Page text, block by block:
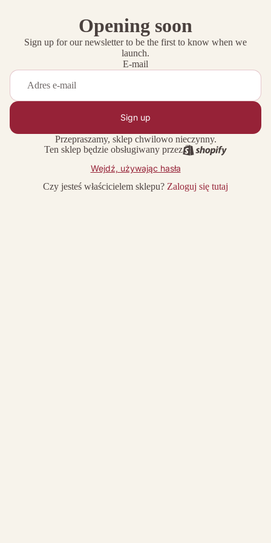
Opening soon
Sign up for our newsletter to be the first to know when we
launch.
E-mail
Sign up
Przepraszamy, sklep chwilowo nieczynny.
Ten sklep będzie obsługiwany przez
Wejdź, używając hasła
Czy jesteś właścicielem sklepu? Zaloguj się tutaj